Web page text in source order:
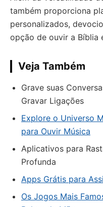
também proporciona
personalizados,
opção de ouvir a Bíblia
Veja Também
Grave suas
Gravar Ligações
Explore o Universo
para Ouvir Música
Aplicativos para
Profunda
Apps Grátis para
Os Jogos Mais